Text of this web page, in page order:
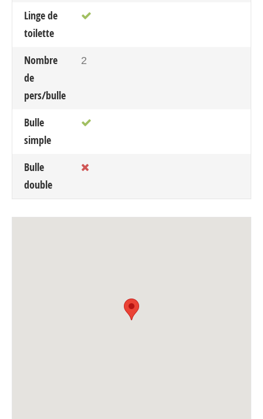
Linge de
toilette
Nombre
de
pers/bulle
2
Bulle
simple
Bulle
double